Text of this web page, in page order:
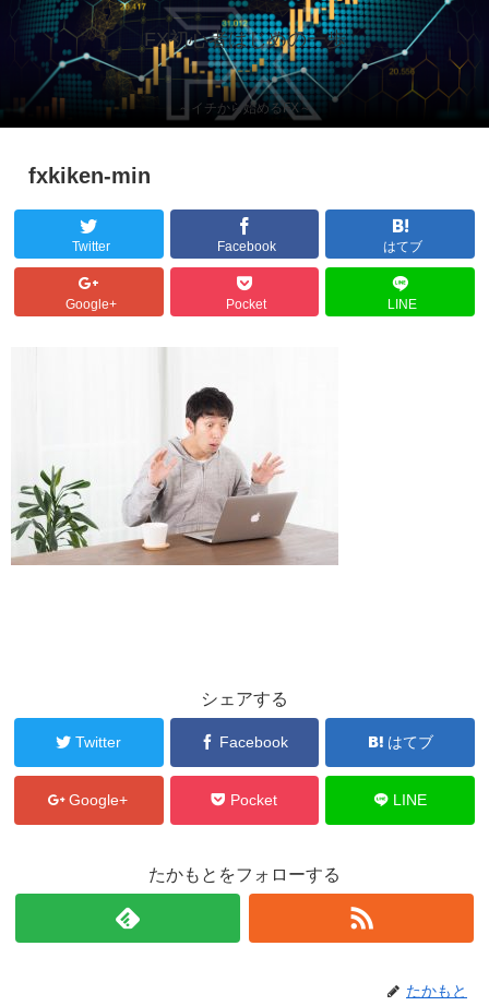
FX初心者はじめの一歩
～イチから始めるFX～
fxkiken-min
Twitter Facebook はてブ
Google+ Pocket LINE
シェアする
Twitter Facebook はてブ
Google+ Pocket LINE
たかもとをフォローする
たかもと